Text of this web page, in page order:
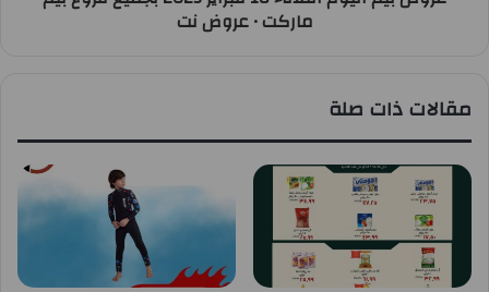
ماركت • عروض نت
مقالات ذات صلة